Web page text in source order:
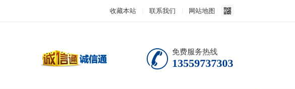
收藏本站 联系我们 网站地图
免费服务热线
13559737303